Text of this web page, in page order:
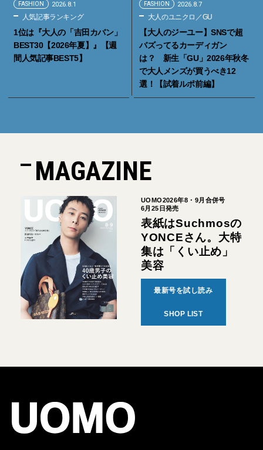
FASHION 2026.8.1
人気記事ランキング
1位は『大人の「吉田カバン」
BEST30【2026年夏】』【週
間人気記事BEST5】
FASHION 2026.8.7
大人のユニクロ／GU
【大人のジーユー】SNSで超
バズってるカーディガン
は？ 新生「GU」2026年秋冬
で大人メンズが買うべき12
選！【試着ルポ前編】
MAGAZINE
UOMO2026年8・9月合併号
6月25日発売
表紙はSuchmosの
YONCEさん。大特
集は「くい止め」
美容
最新号を試し読み
SHOP LIST